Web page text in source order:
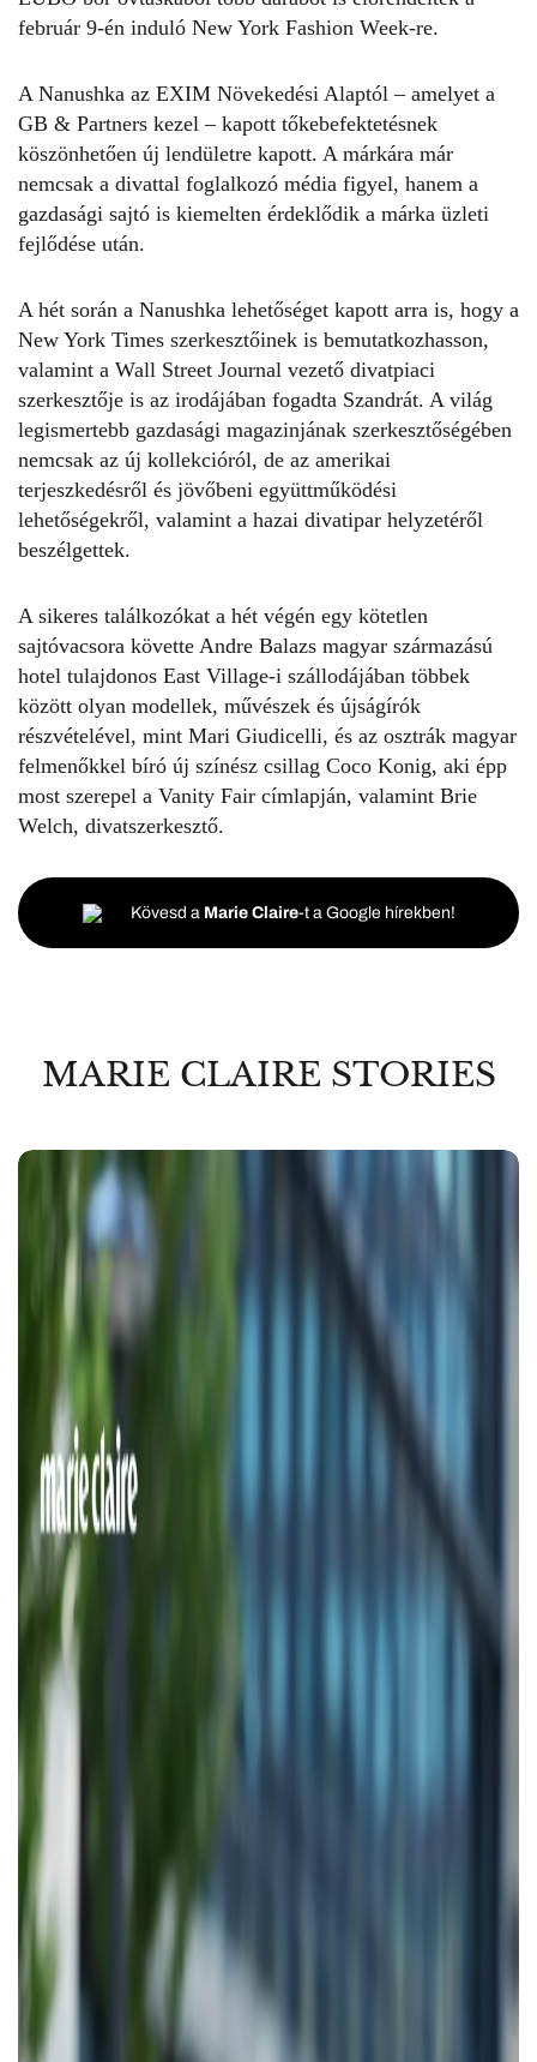
február 9-én induló New York Fashion Week-re.
A Nanushka az EXIM Növekedési Alaptól – amelyet a
GB & Partners kezel – kapott tőkebefektetésnek
köszönhetően új lendületre kapott. A márkára már
nemcsak a divattal foglalkozó média figyel, hanem a
gazdasági sajtó is kiemelten érdeklődik a márka üzleti
fejlődése után.
A hét során a Nanushka lehetőséget kapott arra is, hogy a
New York Times szerkesztőinek is bemutatkozhasson,
valamint a Wall Street Journal vezető divatpiaci
szerkesztője is az irodájában fogadta Szandrát. A világ
legismertebb gazdasági magazinjának szerkesztőségében
nemcsak az új kollekcióról, de az amerikai
terjeszkedésről és jövőbeni együttműködési
lehetőségekről, valamint a hazai divatipar helyzetéről
beszélgettek.
A sikeres találkozókat a hét végén egy kötetlen
sajtóvacsora követte Andre Balazs magyar származású
hotel tulajdonos East Village-i szállodájában többek
között olyan modellek, művészek és újságírók
részvételével, mint Mari Giudicelli, és az osztrák magyar
felmenőkkel bíró új színész csillag Coco Konig, aki épp
most szerepel a Vanity Fair címlapján, valamint Brie
Welch, divatszerkesztő.
Kövesd a Marie Claire-t a Google hírekben!
MARIE CLAIRE STORIES